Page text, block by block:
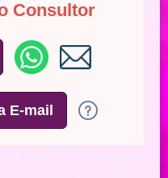
Consultor
E-mail